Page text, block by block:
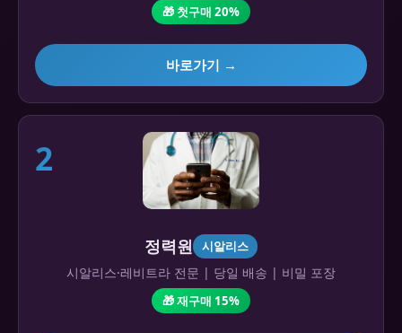
🎁 첫구매 20%
바로가기 →
2
정력원 시알리스
시알리스·레비트라 전문 | 당일 배송 | 비밀 포장
🎁 재구매 15%